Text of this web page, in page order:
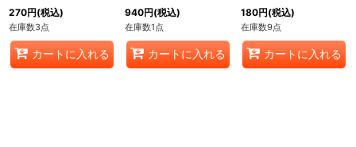
270円(税込)
在庫数3点
カートに入れる
940円(税込)
在庫数1点
カートに入れる
180円(税込)
在庫数9点
カートに入れる